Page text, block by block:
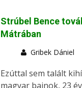
Strúbel Bence
Mátrában
Gribek Dániel
Ezúttal sem talált
magyar bajnok, 23